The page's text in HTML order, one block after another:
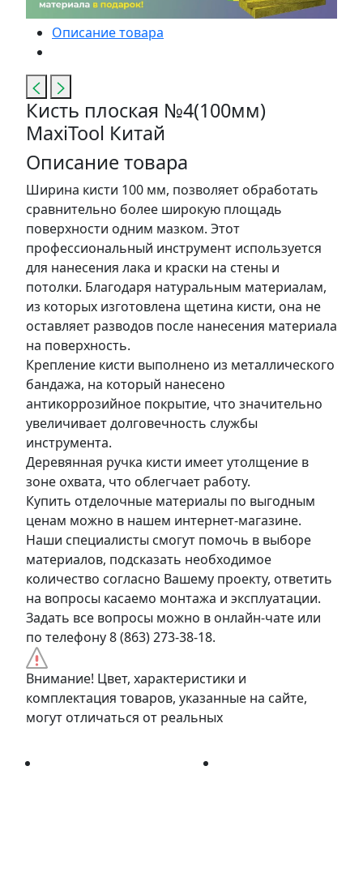
Описание товара
Кисть плоская №4(100мм)
MaxiTool Китай
Описание товара
Ширина кисти 100 мм, позволяет обработать
сравнительно более широкую площадь
поверхности одним мазком. Этот
профессиональный инструмент используется
для нанесения лака и краски на стены и
потолки. Благодаря натуральным материалам,
из которых изготовлена щетина кисти, она не
оставляет разводов после нанесения материала
на поверхность.
Крепление кисти выполнено из металлического
бандажа, на который нанесено
антикоррозийное покрытие, что значительно
увеличивает долговечность службы
инструмента.
Деревянная ручка кисти имеет утолщение в
зоне охвата, что облегчает работу.
Купить отделочные материалы по выгодным
ценам можно в нашем интернет-магазине.
Наши специалисты смогут помочь в выборе
материалов, подсказать необходимое
количество согласно Вашему проекту, ответить
на вопросы касаемо монтажа и эксплуатации.
Задать все вопросы можно в онлайн-чате или
по телефону 8 (863) 273-38-18.
Внимание! Цвет, характеристики и
комплектация товаров, указанные на сайте,
могут отличаться от реальных